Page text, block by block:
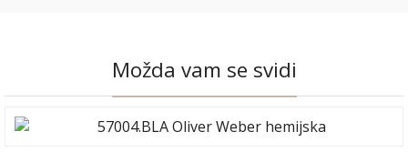
Možda vam se svidi